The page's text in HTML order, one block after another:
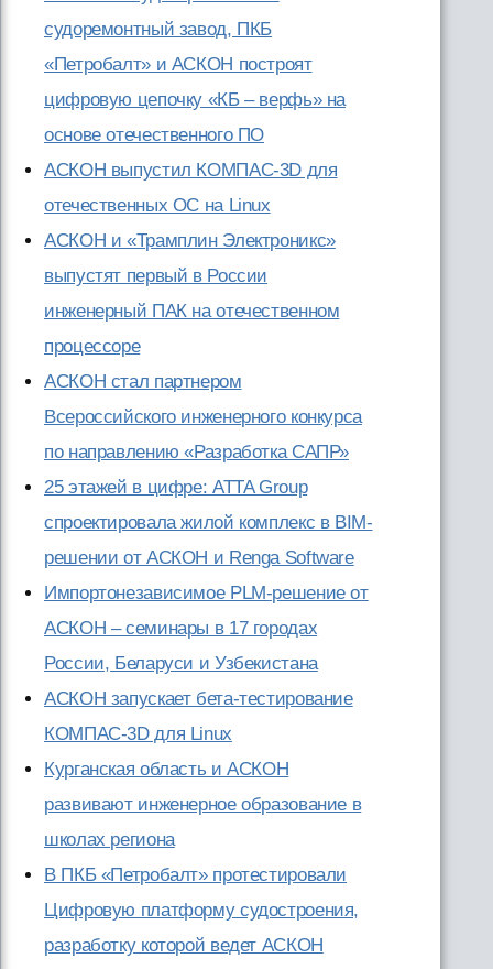
судоремонтный завод, ПКБ
«Петробалт» и АСКОН построят
цифровую цепочку «КБ – верфь» на
основе отечественного ПО
АСКОН выпустил КОМПАС-3D для
отечественных ОС на Linux
АСКОН и «Трамплин Электроникс»
выпустят первый в России
инженерный ПАК на отечественном
процессоре
АСКОН стал партнером
Всероссийского инженерного конкурса
по направлению «Разработка САПР»
25 этажей в цифре: ATTA Group
спроектировала жилой комплекс в BIM-
решении от АСКОН и Renga Software
Импортонезависимое PLM-решение от
АСКОН – семинары в 17 городах
России, Беларуси и Узбекистана
АСКОН запускает бета-тестирование
КОМПАС-3D для Linux
Курганская область и АСКОН
развивают инженерное образование в
школах региона
В ПКБ «Петробалт» протестировали
Цифровую платформу судостроения,
разработку которой ведет АСКОН